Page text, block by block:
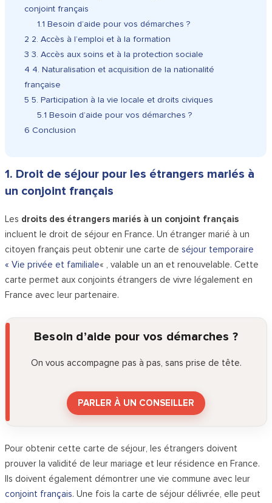
conjoint français
1.1 Besoin d’aide pour vos démarches ?
2 2. Accès à l’emploi et à la formation
3 3. Accès aux soins et à la protection sociale
4 4. Naturalisation et acquisition de la nationalité
française
5 5. Participation à la vie locale et droits civiques
5.1 Besoin d’aide pour vos démarches ?
6 Conclusion
1. Droit de séjour pour les étrangers mariés à
un conjoint français
Les droits des étrangers mariés à un conjoint français
incluent le droit de séjour en France. Un étranger marié à un
citoyen français peut obtenir une carte deséjour temporaire
« Vie privée et familiale« , valable un an et renouvelable. Cette
carte permet aux conjoints étrangers de vivre légalement en
France avec leur partenaire.
Besoin d’aide pour vos démarches ?
On vous accompagne pas à pas, sans prise de tête.
PARLER À UN CONSEILLER
Pour obtenir cette carte de séjour, les étrangers doivent
prouver la validité de leur mariage et leur résidence en France.
Ils doivent également démontrer une vie commune avec leur
conjoint français. Une fois la carte de séjour délivrée, elle peut